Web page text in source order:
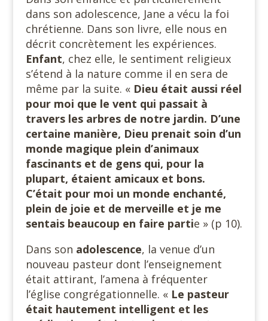
dans son adolescence, Jane a vécu la foi
chrétienne. Dans son livre, elle nous en
décrit concrètement les expériences.
Enfant, chez elle, le sentiment religieux
s’étend à la nature comme il en sera de
même par la suite. « Dieu était aussi réel
pour moi que le vent qui passait à
travers les arbres de notre jardin. D’une
certaine manière, Dieu prenait soin d’un
monde magique plein d’animaux
fascinants et de gens qui, pour la
plupart, étaient amicaux et bons.
C’était pour moi un monde enchanté,
plein de joie et de merveille et je me
sentais beaucoup en faire partie » (p 10).
Dans son adolescence, la venue d’un
nouveau pasteur dont l’enseignement
était attirant, l’amena à fréquenter
l’église congrégationnelle. « Le pasteur
était hautement intelligent et les